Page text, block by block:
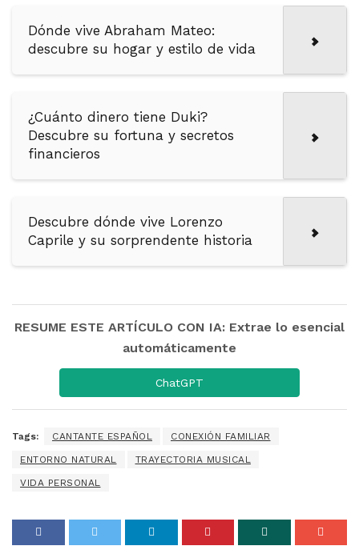
Dónde vive Abraham Mateo:
descubre su hogar y estilo de vida
¿Cuánto dinero tiene Duki?
Descubre su fortuna y secretos
financieros
Descubre dónde vive Lorenzo
Caprile y su sorprendente historia
RESUME ESTE ARTÍCULO CON IA: Extrae lo esencial
automáticamente
ChatGPT
Tags: CANTANTE ESPAÑOL CONEXIÓN FAMILIAR
ENTORNO NATURAL TRAYECTORIA MUSICAL
VIDA PERSONAL